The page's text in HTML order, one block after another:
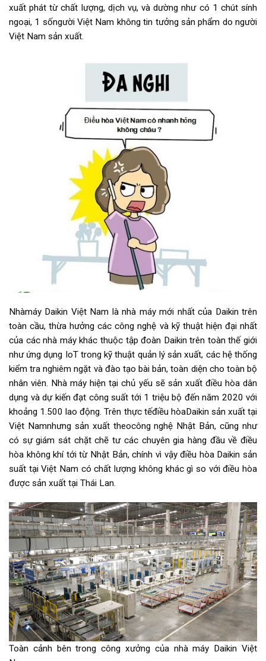
xuất phát từ chất lượng, dịch vụ, và dường như có 1 chút sính
ngoại, 1 sốngười Việt Nam không tin tưởng sản phẩm do người
Việt Nam sản xuất.
Nhàmáy Daikin Việt Nam là nhà máy mới nhất của Daikin trên
toàn cầu, thừa hưởng các công nghệ và kỹ thuật hiện đại nhất
của các nhà máy khác thuộc tập đoàn Daikin trên toàn thế giới
như ứng dụng IoT trong kỹ thuật quản lý sản xuất, các hệ thống
kiểm tra nghiêm ngặt và đào tạo bài bản, toàn diện cho toàn bộ
nhân viên. Nhà máy hiện tại chủ yếu sẽ sản xuất điều hòa dân
dụng và dự kiến đạt công suất tới 1 triệu bộ đến năm 2020 với
khoảng 1.500 lao động. Trên thực tếđiều hòaDaikin sản xuất tại
Việt Namnhưng sản xuất theocông nghệ Nhật Bản, cũng như
có sự giám sát chặt chẽ tư các chuyên gia hàng đầu về điều
hòa không khí tới từ Nhật Bản, chính vì vậy điều hòa Daikin sản
suất tại Việt Nam có chất lượng không khác gì so với điều hòa
được sản xuất tại Thái Lan.
Toàn cảnh bên trong công xưởng của nhà máy Daikin Việt